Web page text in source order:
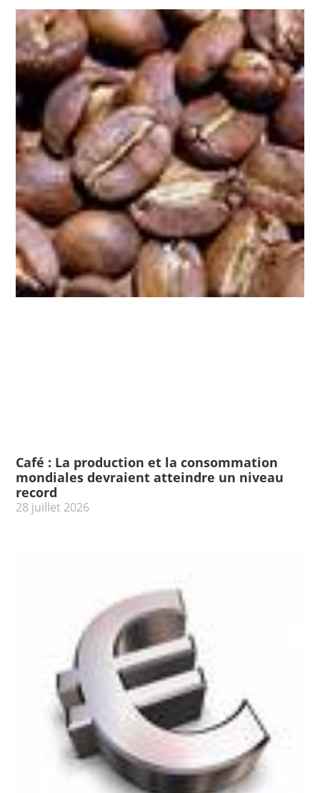
Café : La production et la consommation
mondiales devraient atteindre un niveau
record
28 juillet 2026